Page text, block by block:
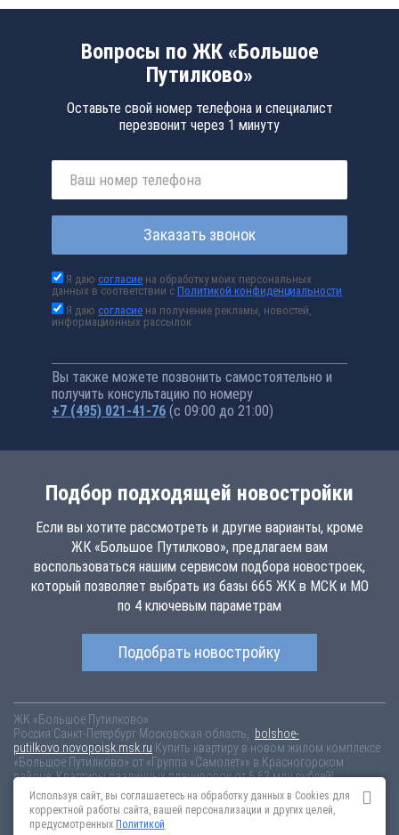
Вопросы по ЖК «Большое
Путилково»
Оставьте свой номер телефона и специалист
перезвонит через 1 минуту
Заказать звонок
Я даюсогласие на обработку моих персональных
данных в соответствии сПолитикой конфиденциальности
Я даюсогласие на получение рекламы, новостей,
информационных рассылок
Вы также можете позвонить самостоятельно и
получить консультацию по номеру
+7 (495) 021-41-76 (с 09:00 до 21:00)
Подбор подходящей новостройки
Если вы хотите рассмотреть и другие варианты, кроме
ЖК «Большое Путилково», предлагаем вам
воспользоваться нашим сервисом подбора новостроек,
который позволяет выбрать из базы 665 ЖК в МСК и МО
по 4 ключевым параметрам
Подобрать новостройку
ЖК «Большое Путилково»
Россия Санкт-Петербург Московская область,
bolshoe-
putilkovo.novopoisk.msk.ru Купить квартиру в новом жилом комплексе
«Большое Путилково» от «Группа «Самолет»» в Красногорском
районе. Квартиры различных планировок от 6.63 млн рублей!
Новостройки Санкт-ПетербургаНовостройки Москвы
Информация на сайте взята из открытых источников, не является
Используя сайт, вы соглашаетесь на обработку данных в Cookies для
корректной работы сайта, вашей персонализации и других целей,
предусмотренных Политикой